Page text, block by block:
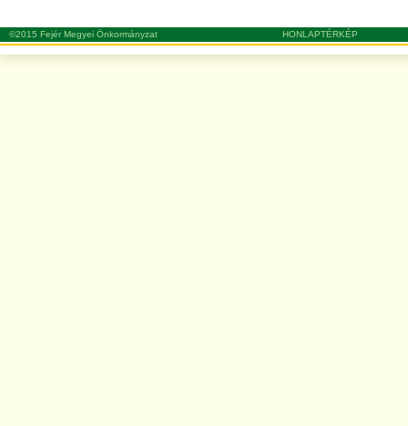
©2015 Fejér Megyei Önkormányzat HONLAPTÉRKÉP